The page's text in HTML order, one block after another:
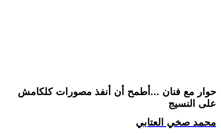
حوار مع فنان ...أطمح أن أنفذ مصورات كلكامش
على النسيج
محمد صخي العتابي